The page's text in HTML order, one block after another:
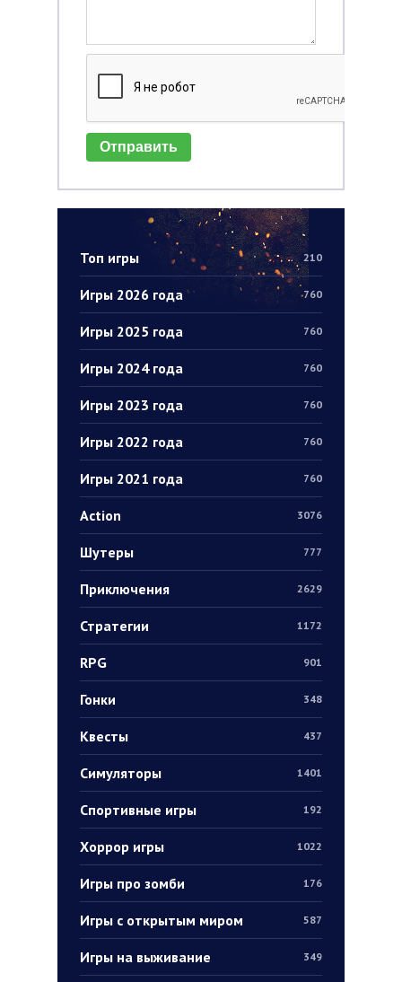
Топ игры 210
Игры 2026 года 760
Игры 2025 года 760
Игры 2024 года 760
Игры 2023 года 760
Игры 2022 года 760
Игры 2021 года 760
Action 3076
Шутеры 777
Приключения 2629
Стратегии 1172
RPG 901
Гонки 348
Квесты 437
Симуляторы 1401
Спортивные игры 192
Хоррор игры 1022
Игры про зомби 176
Игры с открытым миром 587
Игры на выживание 349
Отправить